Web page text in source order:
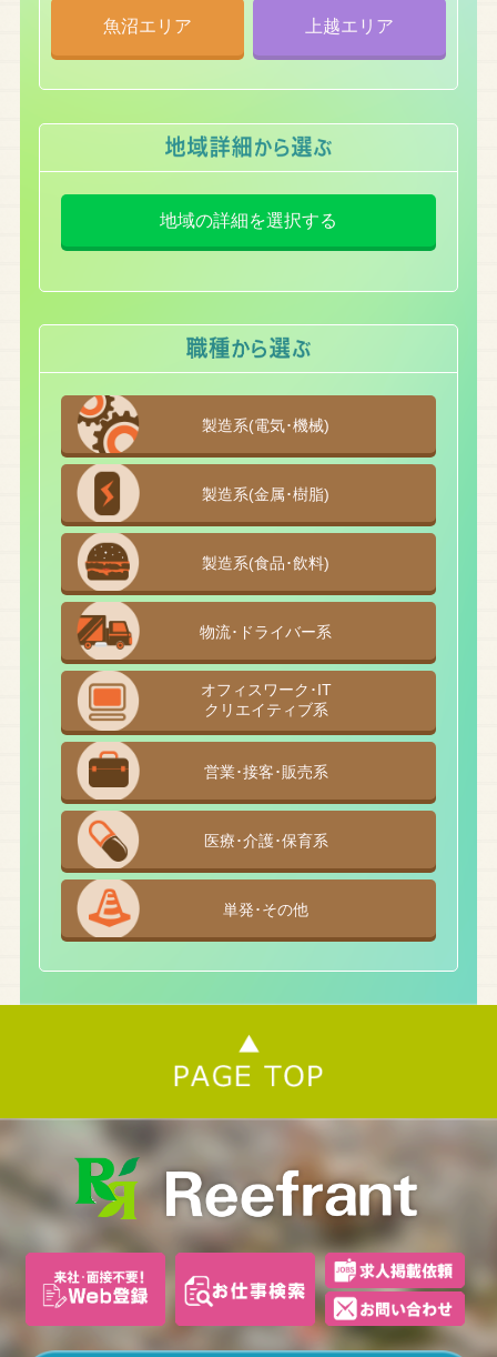
魚沼エリア 上越エリア
地域の詳細を選択する
製造系(電気･機械)
製造系(金属･樹脂)
製造系(食品･飲料)
物流･ドライバー系
オフィスワーク･IT
クリエイティブ系
営業･接客･販売系
医療･介護･保育系
単発･その他